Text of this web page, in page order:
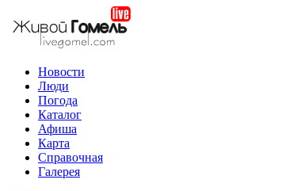
Новости
Люди
Погода
Каталог
Афиша
Карта
Справочная
Галерея